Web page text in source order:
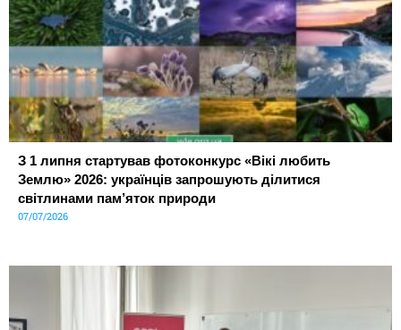
З 1 липня стартував фотоконкурс «Вікі любить
Землю» 2026: українців запрошують ділитися
світлинами пам’яток природи
07/07/2026